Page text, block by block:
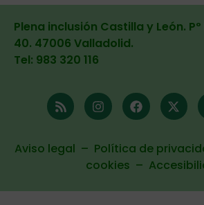
Plena inclusión Castilla y León.
40. 47006 Valladolid.
Tel: 983 320 116
Aviso legal – Política de
cookies –